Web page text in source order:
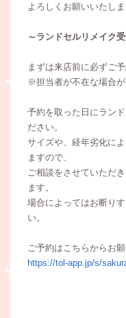
よろしくお願いいたしま
～ランドセルリメイク
まずは来店前に必ずご
※担当者が不在な場合が
予約を取った日にラン
ださい。
サイズや、経年劣化に
ますので、
ご相談をさせていただ
ます。
場合によってはお断り
い。
ご予約はこちらからお
https://tol-app.jp/s/